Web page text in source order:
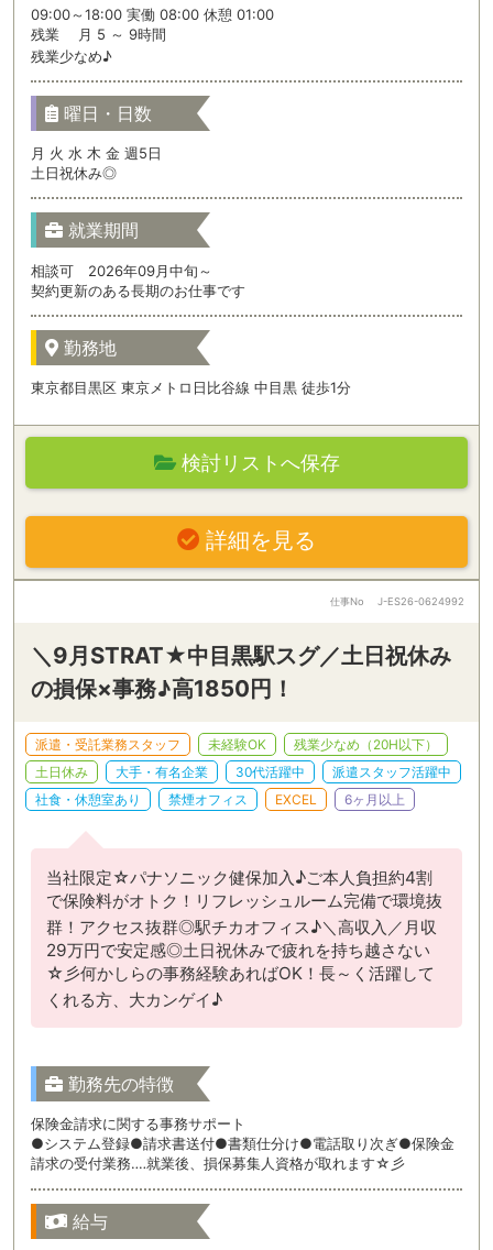
09:00～18:00 実働 08:00 休憩 01:00
残業 月 5 ～ 9時間
残業少なめ♪
曜日・日数
月 火 水 木 金 週5日
土日祝休み◎
就業期間
相談可 2026年09月中旬～
契約更新のある長期のお仕事です
勤務地
東京都目黒区 東京メトロ日比谷線 中目黒 徒歩1分
検討リストへ保存
詳細を見る
仕事No J-ES26-0624992
＼9月STRAT★中目黒駅スグ／土日祝休み
の損保×事務♪高1850円！
派遣・受託業務スタッフ 未経験OK
残業少なめ（20H以下）
土日休み
大手・有名企業 30代活躍中
派遣スタッフ活躍中
社食・休憩室あり
禁煙オフィス EXCEL 6ヶ月以上
当社限定☆パナソニック健保加入♪ご本人負担約4割
で保険料がオトク！リフレッシュルーム完備で環境抜
群！アクセス抜群◎駅チカオフィス♪＼高収入／月収
29万円で安定感◎土日祝休みで疲れを持ち越さない
☆彡何かしらの事務経験あればOK！長～く活躍して
くれる方、大カンゲイ♪
勤務先の特徴
保険金請求に関する事務サポート
●システム登録●請求書送付●書類仕分け●電話取り次ぎ●保険金
請求の受付業務‥‥就業後、損保募集人資格が取れます☆彡
給与